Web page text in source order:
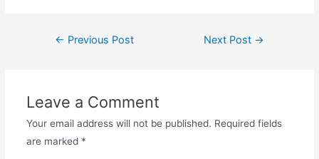
Post← Previous Post Next Post →
Leave a Comment
Your email address will not be published. Required fields
are marked *